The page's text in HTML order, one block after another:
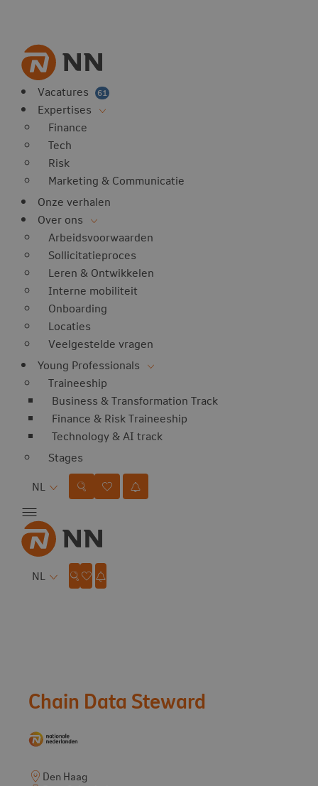
Vacatures 61
Expertises
Finance
Tech
Risk
Marketing & Communicatie
Onze verhalen
Over ons
Arbeidsvoorwaarden
Sollicitatieproces
Leren & Ontwikkelen
Interne mobiliteit
Onboarding
Locaties
Veelgestelde vragen
Young Professionals
Traineeship
Business & Transformation Track
Finance & Risk Traineeship
Technology & AI track
Stages
NL
NL
Vacature:
Chain Data Steward
Den Haag